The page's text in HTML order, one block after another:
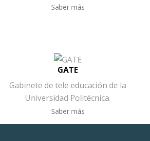
Saber más
GATE
Gabinete de tele educación de la
Universidad Politécnica.
Saber más